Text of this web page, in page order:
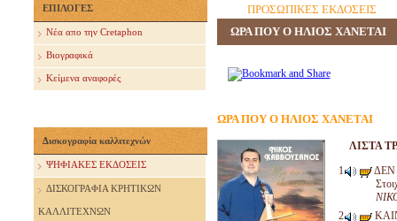
ΕΠΙΛΟΓΕΣ
Nέα απο την Cretaphon
Βιογραφικά
Κείμενα αναφορές
Δισκογραφία καλλιτεχνών
ΨΗΦΙΑΚΕΣ ΕΚΔΟΣΕΙΣ
ΔΙΣΚΟΓΡΑΦΙΑ ΚΡΗΤΙΚΩΝ
ΚΑΛΛΙΤΕΧΝΩΝ
ΠΡΟΣΩΠΙΚΕΣ ΕΚΔΟΣΕΙΣ
ΩΡΑ ΠΟΥ Ο ΗΛΙΟΣ ΧΑΝΕΤΑΙ
ΩΡΑ ΠΟΥ Ο ΗΛΙΟΣ ΧΑΝΕΤΑΙ
ΛΙΣΤΑ
ΔΕΝ